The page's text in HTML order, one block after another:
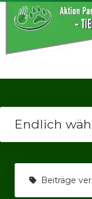
Endlich
Wir über uns
Beiträge